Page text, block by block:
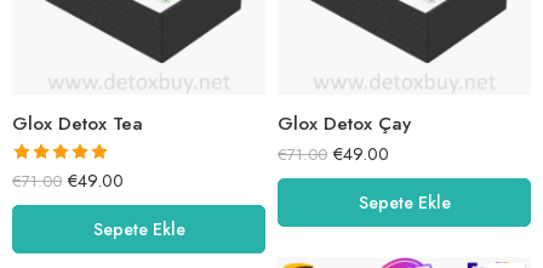
Glox Detox Tea
5 üzerinden
5.00oy aldı
€71.00 €49.00
Sepete Ekle
Glox Detox Çay
€71.00 €49.00
Sepete Ekle